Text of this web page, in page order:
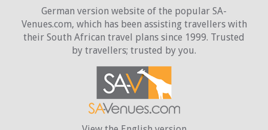
German version website of the popular SA-
Venues.com, which has been assisting travellers with
their South African travel plans since 1999. Trusted
by travellers; trusted by you.